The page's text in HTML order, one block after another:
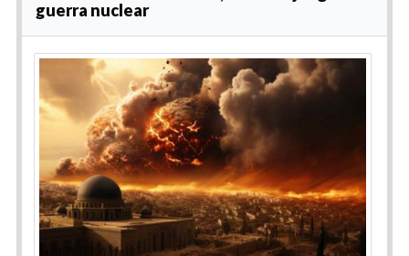
guerra nuclear